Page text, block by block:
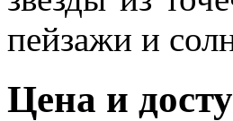
пейзажи и
Цена и